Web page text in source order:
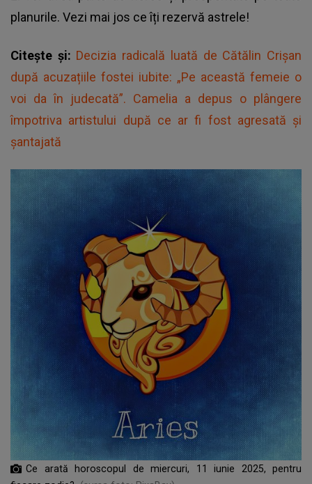
planurile. Vezi mai jos ce îți rezervă astrele!
Citește și: Decizia radicală luată de Cătălin Crișan
după acuzațiile fostei iubite: „Pe această femeie o
voi da în judecată”. Camelia a depus o plângere
împotriva artistului după ce ar fi fost agresată și
șantajată
Ce arată horoscopul de miercuri, 11 iunie 2025, pentru